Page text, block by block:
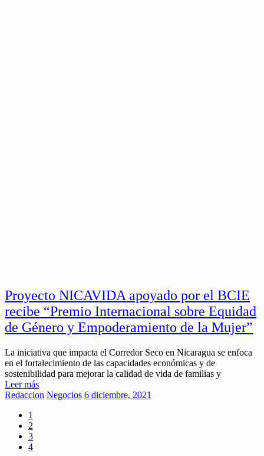
Proyecto NICAVIDA apoyado por el BCIE
recibe “Premio Internacional sobre Equidad
de Género y Empoderamiento de la Mujer”
La iniciativa que impacta el Corredor Seco en Nicaragua se enfoca
en el fortalecimiento de las capacidades económicas y de
sostenibilidad para mejorar la calidad de vida de familias y
Leer más
Redaccion Negocios 6 diciembre, 2021
1
2
3
4